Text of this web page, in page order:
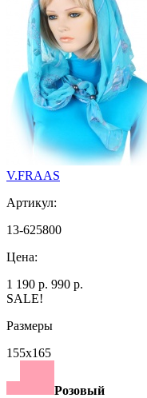
V.FRAAS
Артикул:
13-625800
Цена:
1 190 р. 990 р.
SALE!
Размеры
155х165
Розовый